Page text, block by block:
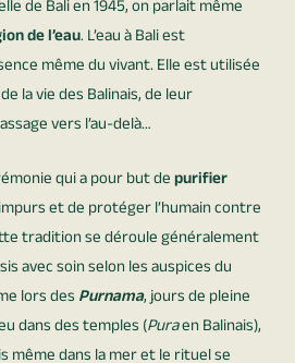
de Bali en 1945, on parlait même
de l’eau. L’eau à Bali est
même du vivant. Elle est utilisée
la vie des Balinais, de leur
vers l’au-delà…
qui a pour but depurifier
et de protéger l’humain contre
tradition se déroule généralement
avec soin selon les auspices du
lors desPurnama, jours de pleine
dans des temples (Puraen Balinais),
même dans la mer et le rituel se